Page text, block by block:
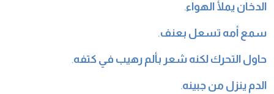
الدخان يملأ الهواء.
سمع أمه تسعل بعنف.
حاول التحرك لكنه شعر بألم رهيب في كتفه.
الدم ينزل من جبينه.